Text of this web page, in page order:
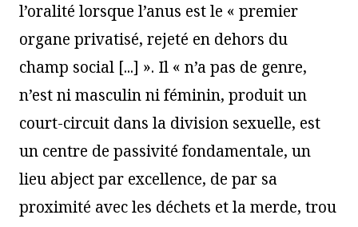
l’oralité lorsque l’anus est le « premier
organe privatisé, rejeté en dehors du
champ social [...] ». Il « n’a pas de genre,
n’est ni masculin ni féminin, produit un
court-circuit dans la division sexuelle, est
un centre de passivité fondamentale, un
lieu abject par excellence, de par sa
proximité avec les déchets et la merde, trou